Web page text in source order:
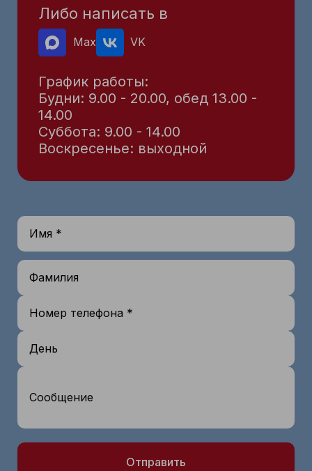
Либо написать в
Max VK
График работы:
Будни: 9.00 - 20.00, обед 13.00 -
14.00
Суббота: 9.00 - 14.00
Воскресенье: выходной
Имя *
Фамилия
Номер телефона *
День
Сообщение
Отправить